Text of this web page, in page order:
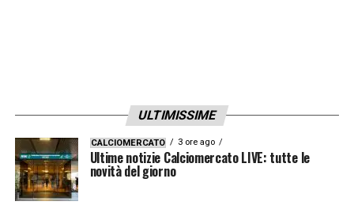
ULTIMISSIME
CALCIOMERCATO 3 ore ago
Ultime notizie Calciomercato LIVE: tutte le
novità del giorno